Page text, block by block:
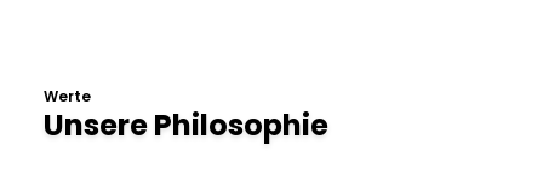
Werte
Unsere Philosophie